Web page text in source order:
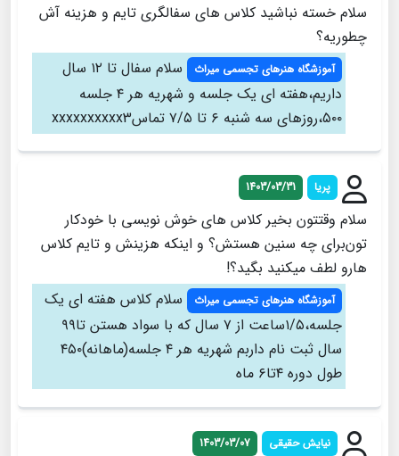
سلام خسته نباشید کلاس های سفالگری تایم و هزینه آش
چطوریه؟
آموزشگاه هنرهای تجسمی میراث
سلام سفال تا ۱۲ سال
داریم،هفته ای یک جلسه و شهریه هر ۴ جلسه
۵۰۰،روزهای سه شنبه ۶ تا ۷/۵ تماسxxxxxxxxxx3
پریا 1403/03/31
سلام وقتتون بخیر کلاس های خوش نویسی با خودکار
تون‌برای چه سنین هستش؟ و اینکه هزینش و تایم کلاس
هارو لطف میکنید بگید؟!
آموزشگاه هنرهای تجسمی میراث
سلام کلاس هفته ای یک
جلسه،۱/۵ساعت از ۷ سال که با سواد هستن تا۹۹
سال ثبت نام داربم شهریه هر ۴ جلسه(ماهانه)۴۵۰
طول دوره ۴تا۶ ماه
نیایش حقیقی 1403/03/07